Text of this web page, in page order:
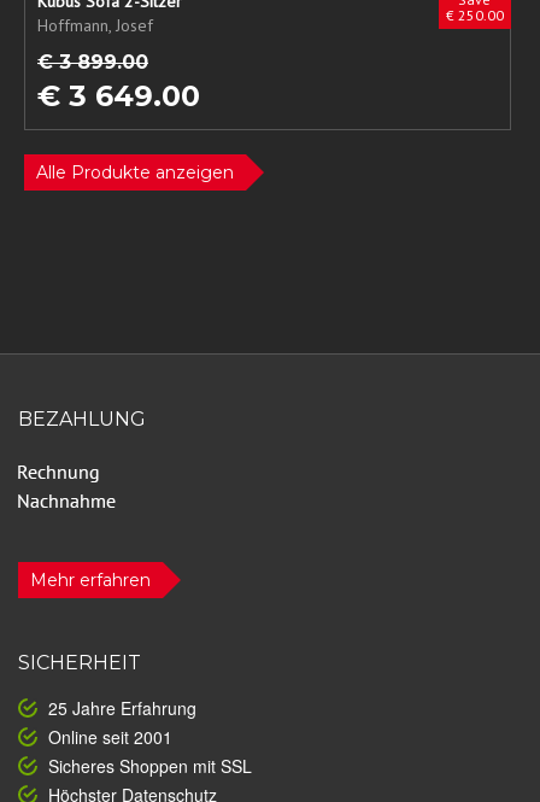
€ 250.00
Hoffmann, Josef
€ 3 899.00
€ 3 649.00
Alle Produkte anzeigen
BEZAHLUNG
Mehr erfahren
SICHERHEIT
25 Jahre Erfahrung
Online seit 2001
Sicheres Shoppen mit SSL
Höchster Datenschutz